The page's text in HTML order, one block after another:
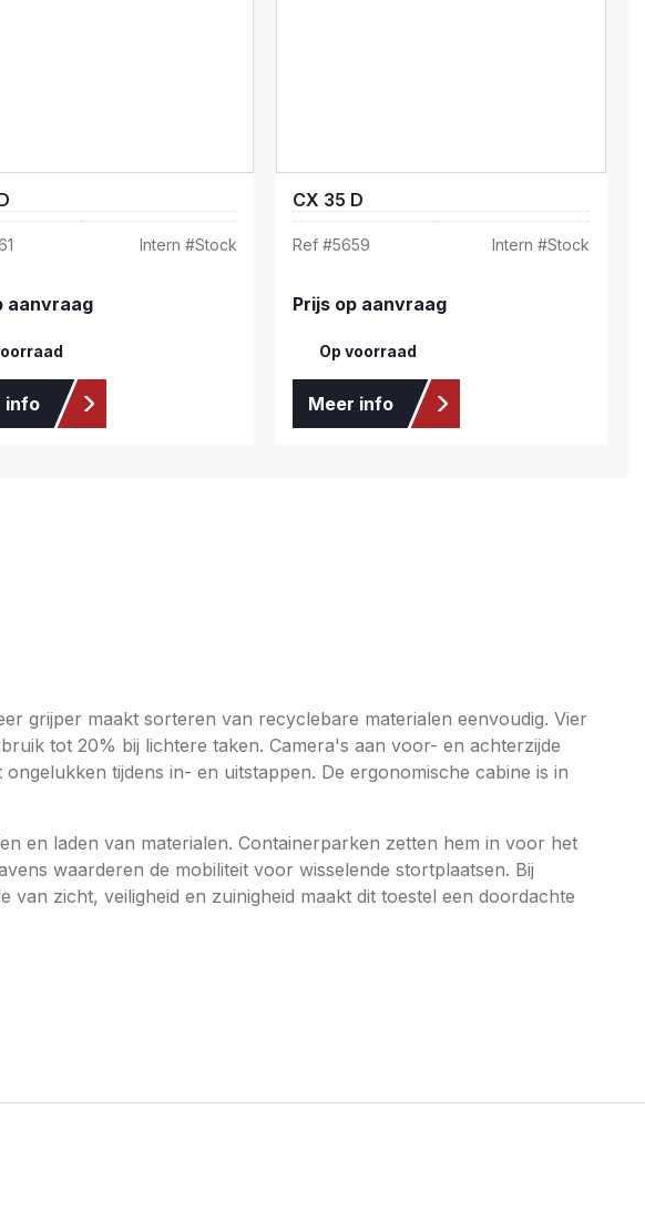
Intern #Stock
aanvraag
info
CX 35 D
Ref #5659 Intern #Stock
Prijs op aanvraag
Op voorraad
Meer info
grijper maakt sorteren van recyclebare materialen eenvoudig. Vier
tot 20% bij lichtere taken. Camera's aan voor- en achterzijde
tijdens in- en uitstappen. De ergonomische cabine is in
en laden van materialen. Containerparken zetten hem in voor het
waarderen de mobiliteit voor wisselende stortplaatsen. Bij
zicht, veiligheid en zuinigheid maakt dit toestel een doordachte